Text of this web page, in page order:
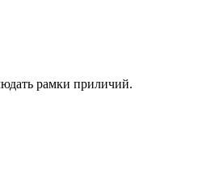
рамки приличий.